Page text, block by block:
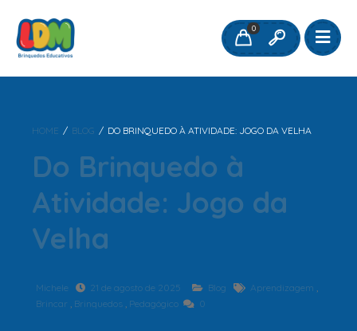
0
HOME / BLOG / DO BRINQUEDO À ATIVIDADE: JOGO DA VELHA
Do Brinquedo à
Atividade: Jogo da
Velha
Michele 21 de agosto de 2025 Blog Aprendizagem ,
Brincar , Brinquedos , Pedagógico 0